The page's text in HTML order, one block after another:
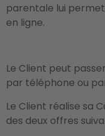
parentale lui
en ligne.
Le Client peut
par téléphone ou
Le Client réalise sa
des deux offres